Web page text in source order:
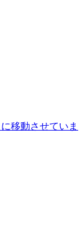
移動させていま